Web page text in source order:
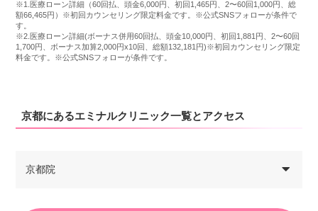
※1.医療ローン詳細（60回払、頭金6,000円、初回1,465円、2〜60回1,000円、総
額66,465円）※初回カウンセリング限定料金です。※公式SNSフォローが条件で
す。
※2.医療ローン詳細(ボーナス併用60回払、頭金10,000円、初回1,881円、2〜60回
1,700円、ボーナス加算2,000円x10回、総額132,181円)※初回カウンセリング限定
料金です。※公式SNSフォローが条件です。
京都にあるエミナルクリニック一覧とアクセス
京都院